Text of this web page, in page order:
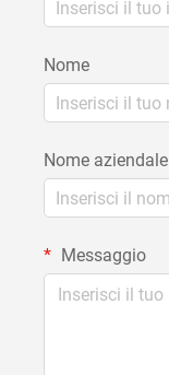
Nome
Nome aziendale
Messaggio